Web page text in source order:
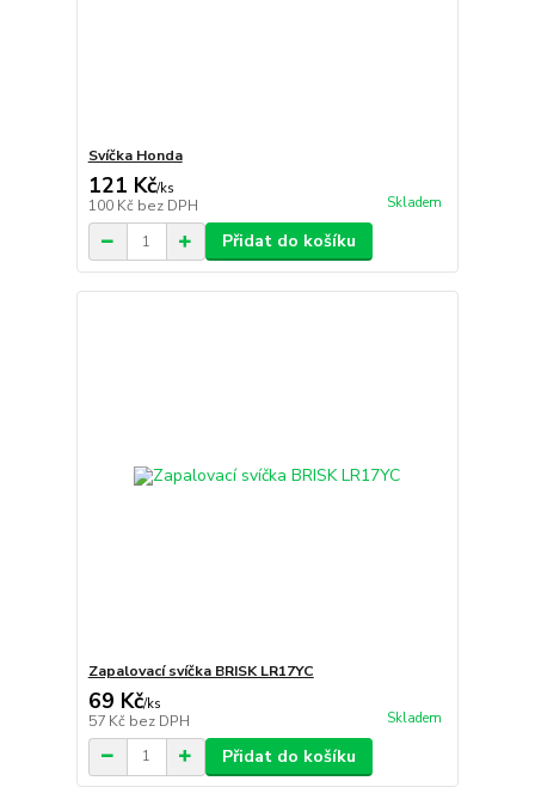
Svíčka Honda
121 Kč/ks
100 Kč bez DPH Skladem
Přidat do košíku
Zapalovací svíčka BRISK LR17YC
69 Kč/ks
57 Kč bez DPH Skladem
Přidat do košíku